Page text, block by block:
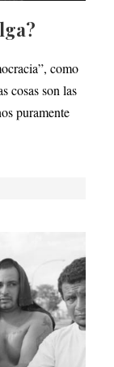
como
cosas son las
puramente